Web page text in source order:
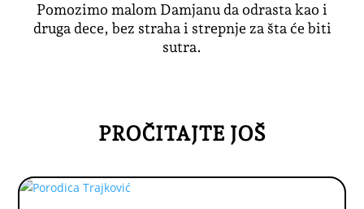
Pomozimo malom Damjanu da odrasta kao i
druga dece, bez straha i strepnje za šta će biti
sutra.
PROČITAJTE JOŠ